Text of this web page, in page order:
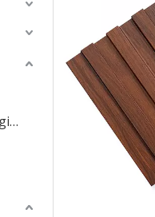
Sockelleiste aus Aluminiumlegierung